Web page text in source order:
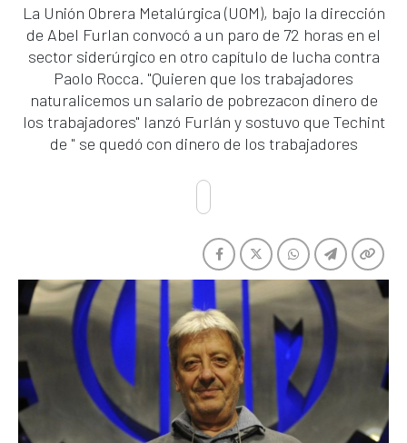
La Unión Obrera Metalúrgica (UOM), bajo la dirección
de Abel Furlan convocó a un paro de 72 horas en el
sector siderúrgico en otro capítulo de lucha contra
Paolo Rocca. "Quieren que los trabajadores
naturalicemos un salario de pobrezacon dinero de
los trabajadores" lanzó Furlán y sostuvo que Techint
de " se quedó con dinero de los trabajadores